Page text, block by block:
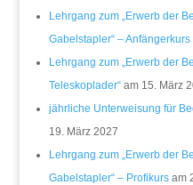
Lehrgang zum „Erwerb der
Gabelstapler“ – Anfängerkurs
Lehrgang zum „Erwerb der
Teleskoplader“am 15. März
jährliche Unterweisung für
19. März 2027
Lehrgang zum „Erwerb der
Gabelstapler“ – Profikursam